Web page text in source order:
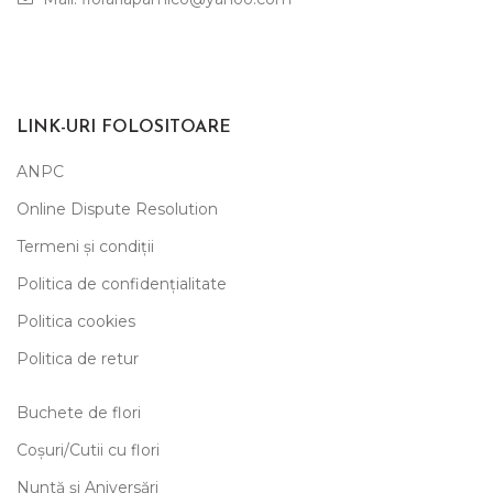
LINK-URI FOLOSITOARE
ANPC
Online Dispute Resolution
Termeni și condiții
Politica de confidențialitate
Politica cookies
Politica de retur
Buchete de flori
Coșuri/Cutii cu flori
Nuntă și Aniversări